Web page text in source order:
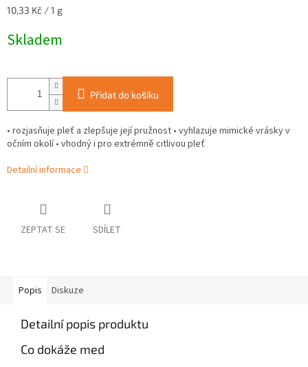
Měrná
10,33 Kč / 1 g
Skladem
Přidat do košíku
• rozjasňuje pleť a zlepšuje její pružnost • vyhlazuje mimické vrásky v
očním okolí • vhodný i pro extrémně citlivou pleť
Detailní informace
ZEPTAT SE SDÍLET
Popis Diskuze
Detailní popis produktu
Co dokáže med